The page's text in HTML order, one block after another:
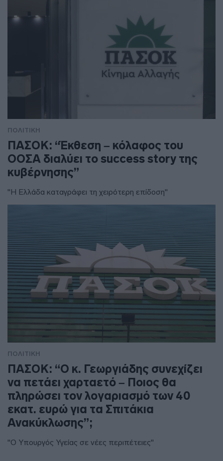
ΠΟΛΙΤΙΚΗ
ΠΑΣΟΚ: “Έκθεση – κόλαφος του
ΟΟΣΑ διαλύει το success story της
κυβέρνησης”
"Η Ελλάδα καταγράφει τη χειρότερη επίδοση"
ΠΟΛΙΤΙΚΗ
ΠΑΣΟΚ: “Ο κ. Γεωργιάδης συνεχίζει
να πετάει χαρταετό – Ποιος θα
πληρώσει τον λογαριασμό των 40
εκατ. ευρώ για τα Σπιτάκια
Ανακύκλωσης”;
"Ο Υπουργός Υγείας σε νέες περιπέτειες"